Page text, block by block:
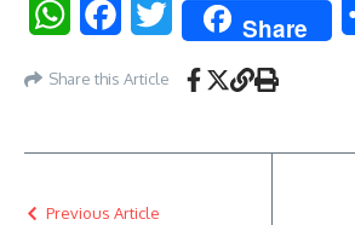
WhatsAppFacebookTwitter Share
Share this Article
Previous Article